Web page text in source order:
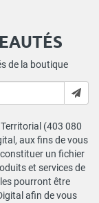
de la boutique
(403 080
aux fins de vous
un fichier
et services de
pourront être
afin de vous